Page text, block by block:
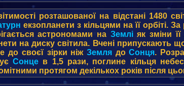
розташованої на відстані 1480
екзопланети з кільцями на її орбіті.
астрономами на Земліяк зміни її
на диску світила. Вчені припускають
до своєї зірки ніж ЗемлядоСонця.
Сонцев 1,5 рази, поглине кільця
протягом декількох років після